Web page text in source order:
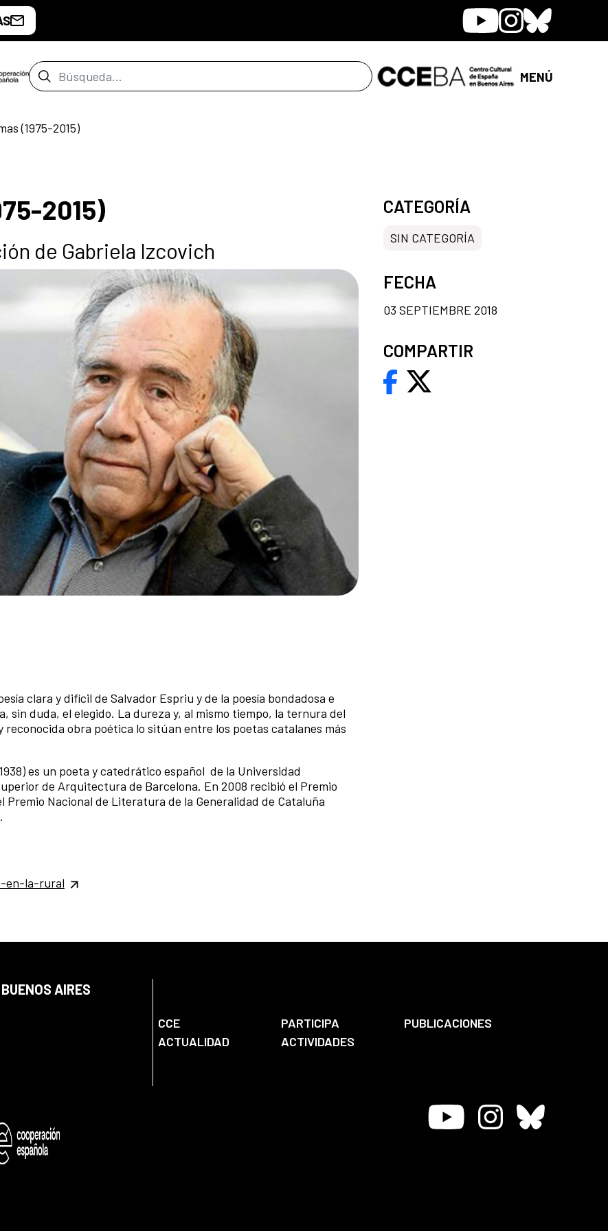
YoutubeInstagram
Bluesky
Barra de búsqueda MENÚ
(1975-2015)
2015)
de Gabriela Izcovich
clara y difícil de Salvador Espriu y de la poesía bondadosa e
sin duda, el elegido. La dureza y, al mismo tiempo, la ternura del
obra poética lo sitúan entre los poetas catalanes más
es un poeta y catedrático español de la Universidad
de Arquitectura de Barcelona. En 2008 recibió el Premio
Premio Nacional de Literatura de la Generalidad de Cataluña
en-la-rural
CATEGORÍA
SIN CATEGORÍA
FECHA
03 SEPTIEMBRE 2018
COMPARTIR
AIRES
CCE PARTICIPA
PUBLICACIONES
ACTUALIDAD
ACTIVIDADES
Youtube InstagramBluesky